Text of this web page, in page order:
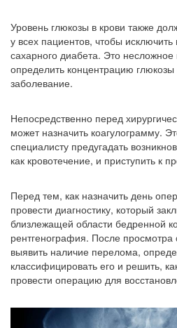
Уровень глюкозы в крови также
у всех пациентов, чтобы
сахарного диабета. Это
определить концентрацию
заболевание.
Непосредственно перед
может назначить коагулограмму.
специалисту предугадать
как кровотечение, и приступить к
Перед тем, как назначить день
провести диагностику, который
близлежащей области бедренной
рентгенография. После
выявить наличие перелома,
классифицировать его и решить,
провести операцию для